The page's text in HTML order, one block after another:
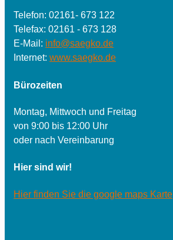
Telefon: 02161- 673 122
Telefax: 02161 - 673 128
E-Mail: info@saegko.de
Internet: www.saegko.de
Bürozeiten
Montag, Mittwoch und Freitag
von 9:00 bis 12:00 Uhr
oder nach Vereinbarung
Hier sind wir!
Hier finden Sie die google maps Karte